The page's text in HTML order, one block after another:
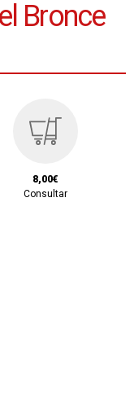
Bronce
8,00€
Consultar